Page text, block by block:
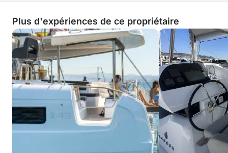
Plus d'expériences de ce propriétaire